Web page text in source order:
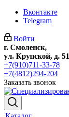
Вконтакте
Telegram
Войти
г. Смоленск,
ул. Крупской, д. 51
+7(910)711-33-78
+7(4812)294-204
Заказать звонок